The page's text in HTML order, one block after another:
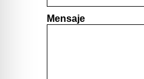
Mensaje